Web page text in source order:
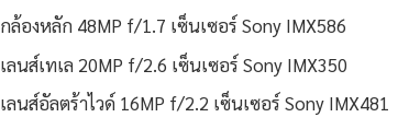
กล้องหลัก 48MP f/1.7 เซ็นเซอร์ Sony IMX586
เลนส์เทเล 20MP f/2.6 เซ็นเซอร์ Sony IMX350
เลนส์อัลตร้าไวด์ 16MP f/2.2 เซ็นเซอร์ Sony IMX481